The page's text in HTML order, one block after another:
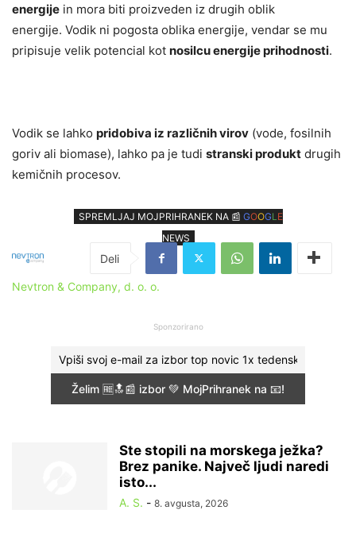
energije in mora biti proizveden iz drugih oblik
energije. Vodik ni pogosta oblika energije, vendar se mu
pripisuje velik potencial kot nosilcu energije prihodnosti.
Vodik se lahko pridobiva iz različnih virov (vode, fosilnih
goriv ali biomase), lahko pa je tudi stranski produkt drugih
kemičnih procesov.
SPREMLJAJ MOJPRIHRANEK NA 📰 GOOGL E
NEWS
Nevtron & Company, d. o. o.
Sponzorirano
Ste stopili na morskega ježka?
Brez panike. Največ ljudi naredi
isto...
A. S. - 8. avgusta, 2026